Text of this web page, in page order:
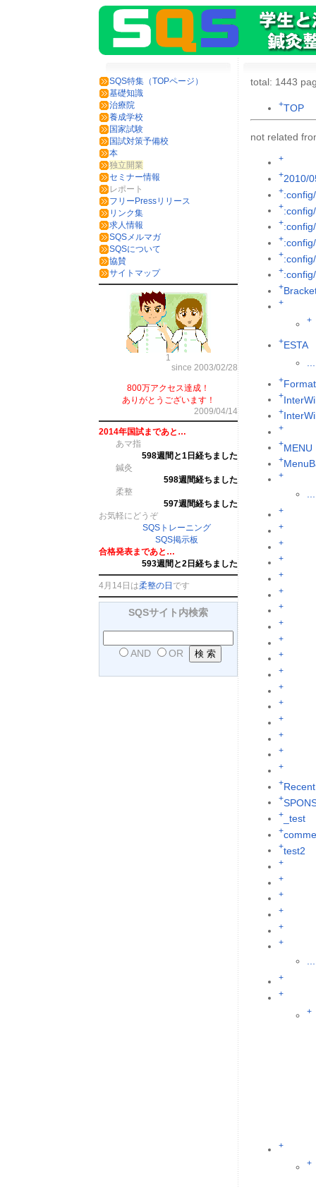
SQS特集（TOPページ）
基礎知識
治療院
養成学校
国家試験
国試対策予備校
本
独立開業
セミナー情報
レポート
フリーPressリリース
リンク集
求人情報
SQSメルマガ
SQSについて
協賛
サイトマップ
1
since 2003/02/28
800万アクセス達成！
ありがとうございます！
2009/04/14
2014年国試まであと…
あマ指
598週間と1日経ちました
鍼灸
598週間経ちました
柔整
597週間経ちました
お気軽にどうぞ
SQSトレーニング
SQS掲示板
合格発表まであと…
593週間と2日経ちました
4月14日は柔整の日 です
SQSサイト内検索
AND OR
total: 1443
+TOP
not related
+
+2010/
+
+
+
+
+
+
+
+
+
+ESTA
+
+
+
+
+MENU
+
+
+
+
+
+
+
+
+
+
+
+
+
+
+
+
+
+
+
+
+
+_test
+
+test2
+
+
+
+
+
+
+
+
+
+
+